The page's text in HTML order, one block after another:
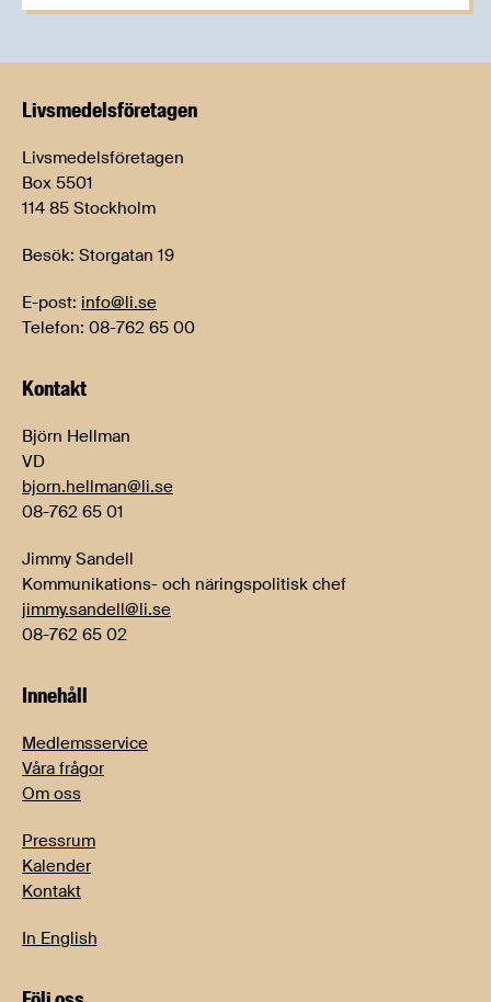
Livsmedels­företagen
Livsmedelsföretagen
Box 5501
114 85 Stockholm
Besök: Storgatan 19
E-post: info@li.se
Telefon: 08-762 65 00
Kontakt
Björn Hellman
VD
bjorn.hellman@li.se
08-762 65 01
Jimmy Sandell
Kommunikations- och näringspolitisk chef
jimmy.sandell@li.se
08-762 65 02
Innehåll
Medlemsservice
Våra frågor
Om oss
Pressrum
Kalender
Kontakt
In English